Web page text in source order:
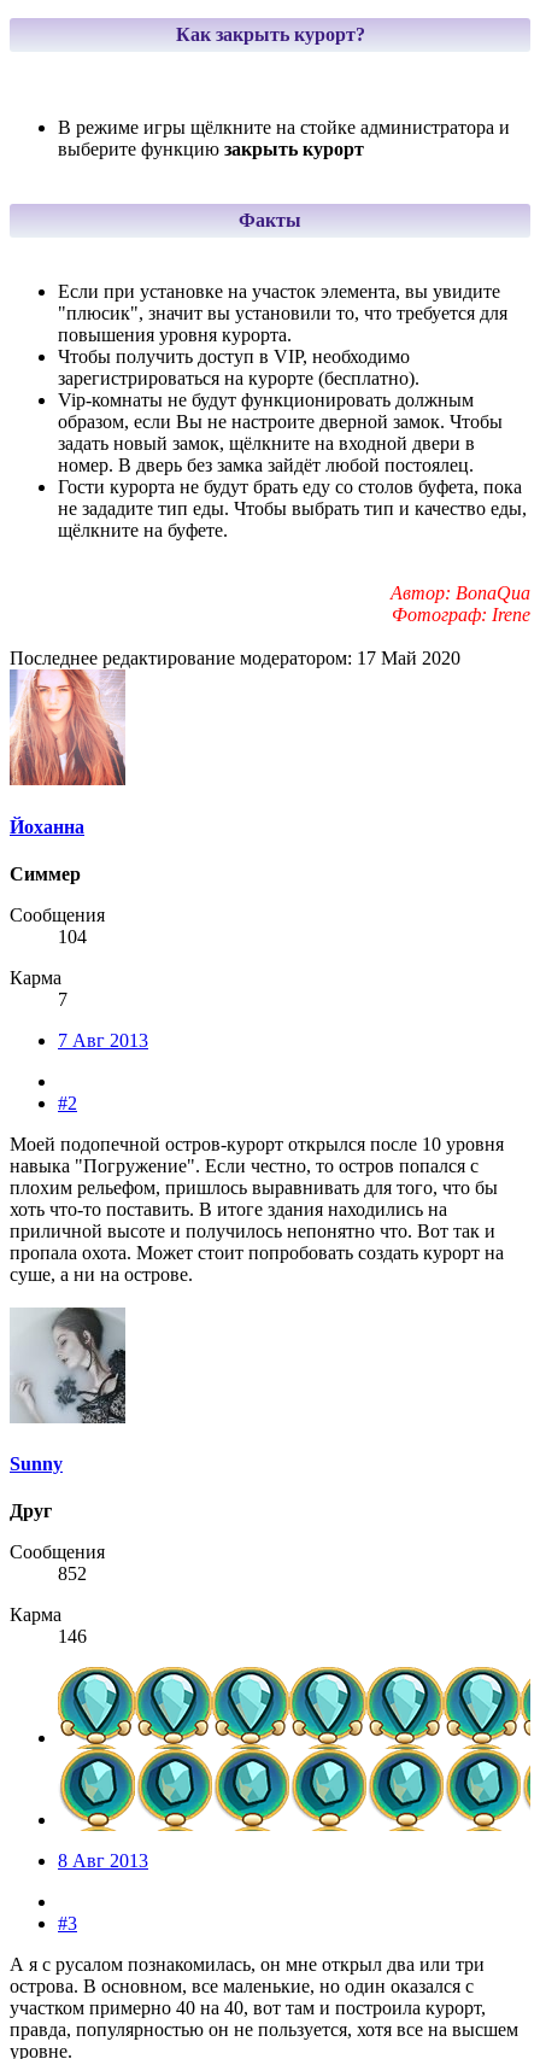
Как закрыть курорт?
В режиме игры щёлкните на стойке администратора и
выберите функцию закрыть курорт
Факты
Если при установке на участок элемента, вы увидите
"плюсик", значит вы установили то, что требуется для
повышения уровня курорта.
Чтобы получить доступ в VIP, необходимо
зарегистрироваться на курорте (бесплатно).
Vip-комнаты не будут функционировать должным
образом, если Вы не настроите дверной замок. Чтобы
задать новый замок, щёлкните на входной двери в
номер. В дверь без замка зайдёт любой постоялец.
Гости курорта не будут брать еду со столов буфета, пока
не зададите тип еды. Чтобы выбрать тип и качество еды,
щёлкните на буфете.
Автор: BonaQua
Фотограф: Irene
Последнее редактирование модератором: 17 Май 2020
Йоханна
Симмер
Сообщения
104
Карма
7
7 Авг 2013
#2
Моей подопечной остров-курорт открылся после 10 уровня
навыка "Погружение". Если честно, то остров попался с
плохим рельефом, пришлось выравнивать для того, что бы
хоть что-то поставить. В итоге здания находились на
приличной высоте и получилось непонятно что. Вот так и
пропала охота. Может стоит попробовать создать курорт на
суше, а ни на острове.
Sunny
Друг
Сообщения
852
Карма
146
8 Авг 2013
#3
А я с русалом познакомилась, он мне открыл два или три
острова. В основном, все маленькие, но один оказался с
участком примерно 40 на 40, вот там и построила курорт,
правда, популярностью он не пользуется, хотя все на высшем
уровне.